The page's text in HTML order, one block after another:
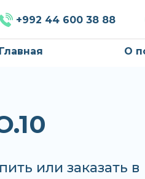
+992 44 600 38 88
Главная О
или заказать в